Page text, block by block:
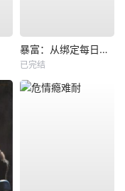
暴富：从绑定每日消费系统开始
已完结